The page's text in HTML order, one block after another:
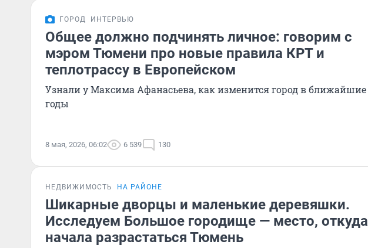
ГОРОД ИНТЕРВЬЮ
Общее должно подчинять личное: говорим с
мэром Тюмени про новые правила КРТ и
теплотрассу в Европейском
Узнали у Максима Афанасьева, как изменится город в ближайшие
годы
8 мая, 2026, 06:02 6 539 130
НЕДВИЖИМОСТЬ НА РАЙОНЕ
Шикарные дворцы и маленькие деревяшки.
Исследуем Большое городище — место, откуда
начала разрастаться Тюмень